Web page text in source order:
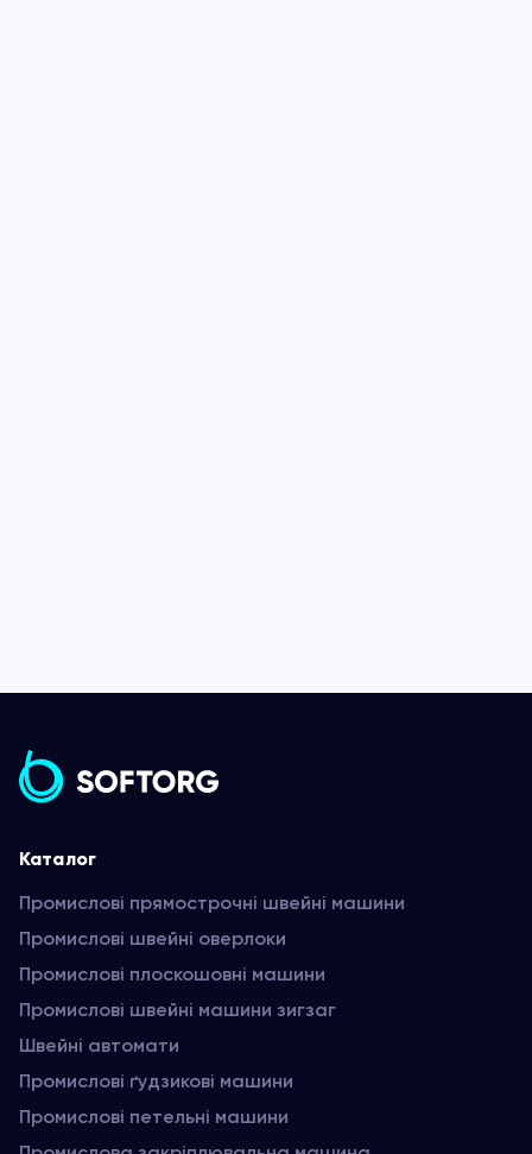
Каталог
Промислові прямострочні швейні машини
Промислові швейні оверлоки
Промислові плоскошовні машини
Промислові швейні машини зигзаг
Швейні автомати
Промислові ґудзикові машини
Промислові петельні машини